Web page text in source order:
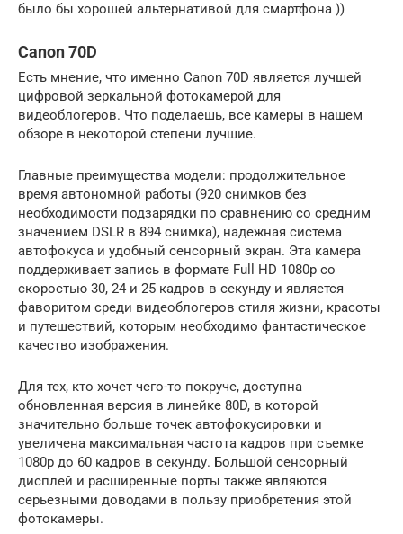
было бы хорошей альтернативой для смартфона ))
Canon 70D
Есть мнение, что именно Canon 70D является лучшей
цифровой зеркальной фотокамерой для
видеоблогеров. Что поделаешь, все камеры в нашем
обзоре в некоторой степени лучшие.
Главные преимущества модели: продолжительное
время автономной работы (920 снимков без
необходимости подзарядки по сравнению со средним
значением DSLR в 894 снимка), надежная система
автофокуса и удобный сенсорный экран. Эта камера
поддерживает запись в формате Full HD 1080p со
скоростью 30, 24 и 25 кадров в секунду и является
фаворитом среди видеоблогеров стиля жизни, красоты
и путешествий, которым необходимо фантастическое
качество изображения.
Для тех, кто хочет чего-то покруче, доступна
обновленная версия в линейке 80D, в которой
значительно больше точек автофокусировки и
увеличена максимальная частота кадров при съемке
1080p до 60 кадров в секунду. Большой сенсорный
дисплей и расширенные порты также являются
серьезными доводами в пользу приобретения этой
фотокамеры.